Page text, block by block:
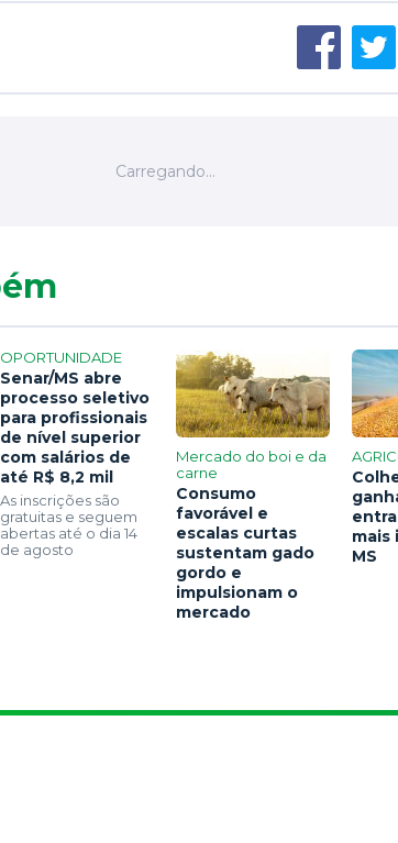
OPORTUNIDADE
Senar/MS abre
processo seletivo
para profissionais
de nível superior
com salários de
até R$ 8,2 mil
As inscrições são
gratuitas e seguem
abertas até o dia 14
de agosto
Mercado do boi e da
carne
Consumo
favorável e
escalas curtas
sustentam gado
gordo e
impulsionam o
mercado
mais
MS